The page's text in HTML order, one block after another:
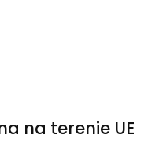
na terenie UE